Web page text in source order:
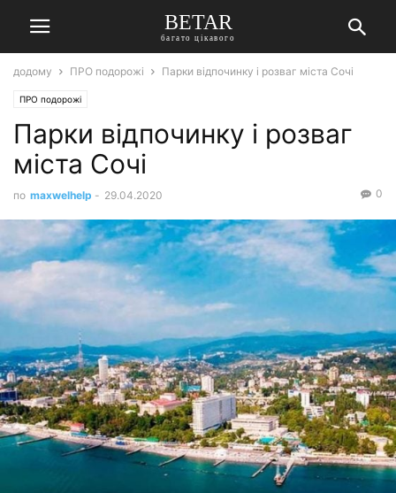
BETAR
багато цікавого
додому ПРО подорожі Парки відпочинку і розваг міста Сочі
ПРО подорожі
Парки відпочинку і розваг
міста Сочі
по maxwelhelp - 29.04.2020 0